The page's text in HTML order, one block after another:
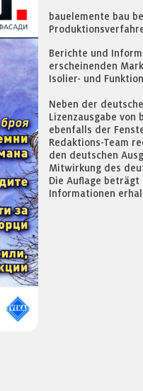
bauelemente bau
Berichte und
erscheinenden
Isolier- und
Neben der
Lizenzausgabe
ebenfalls der
Redaktions-Team
den deutschen
Mitwirkung des
Die Auflage
Informationen